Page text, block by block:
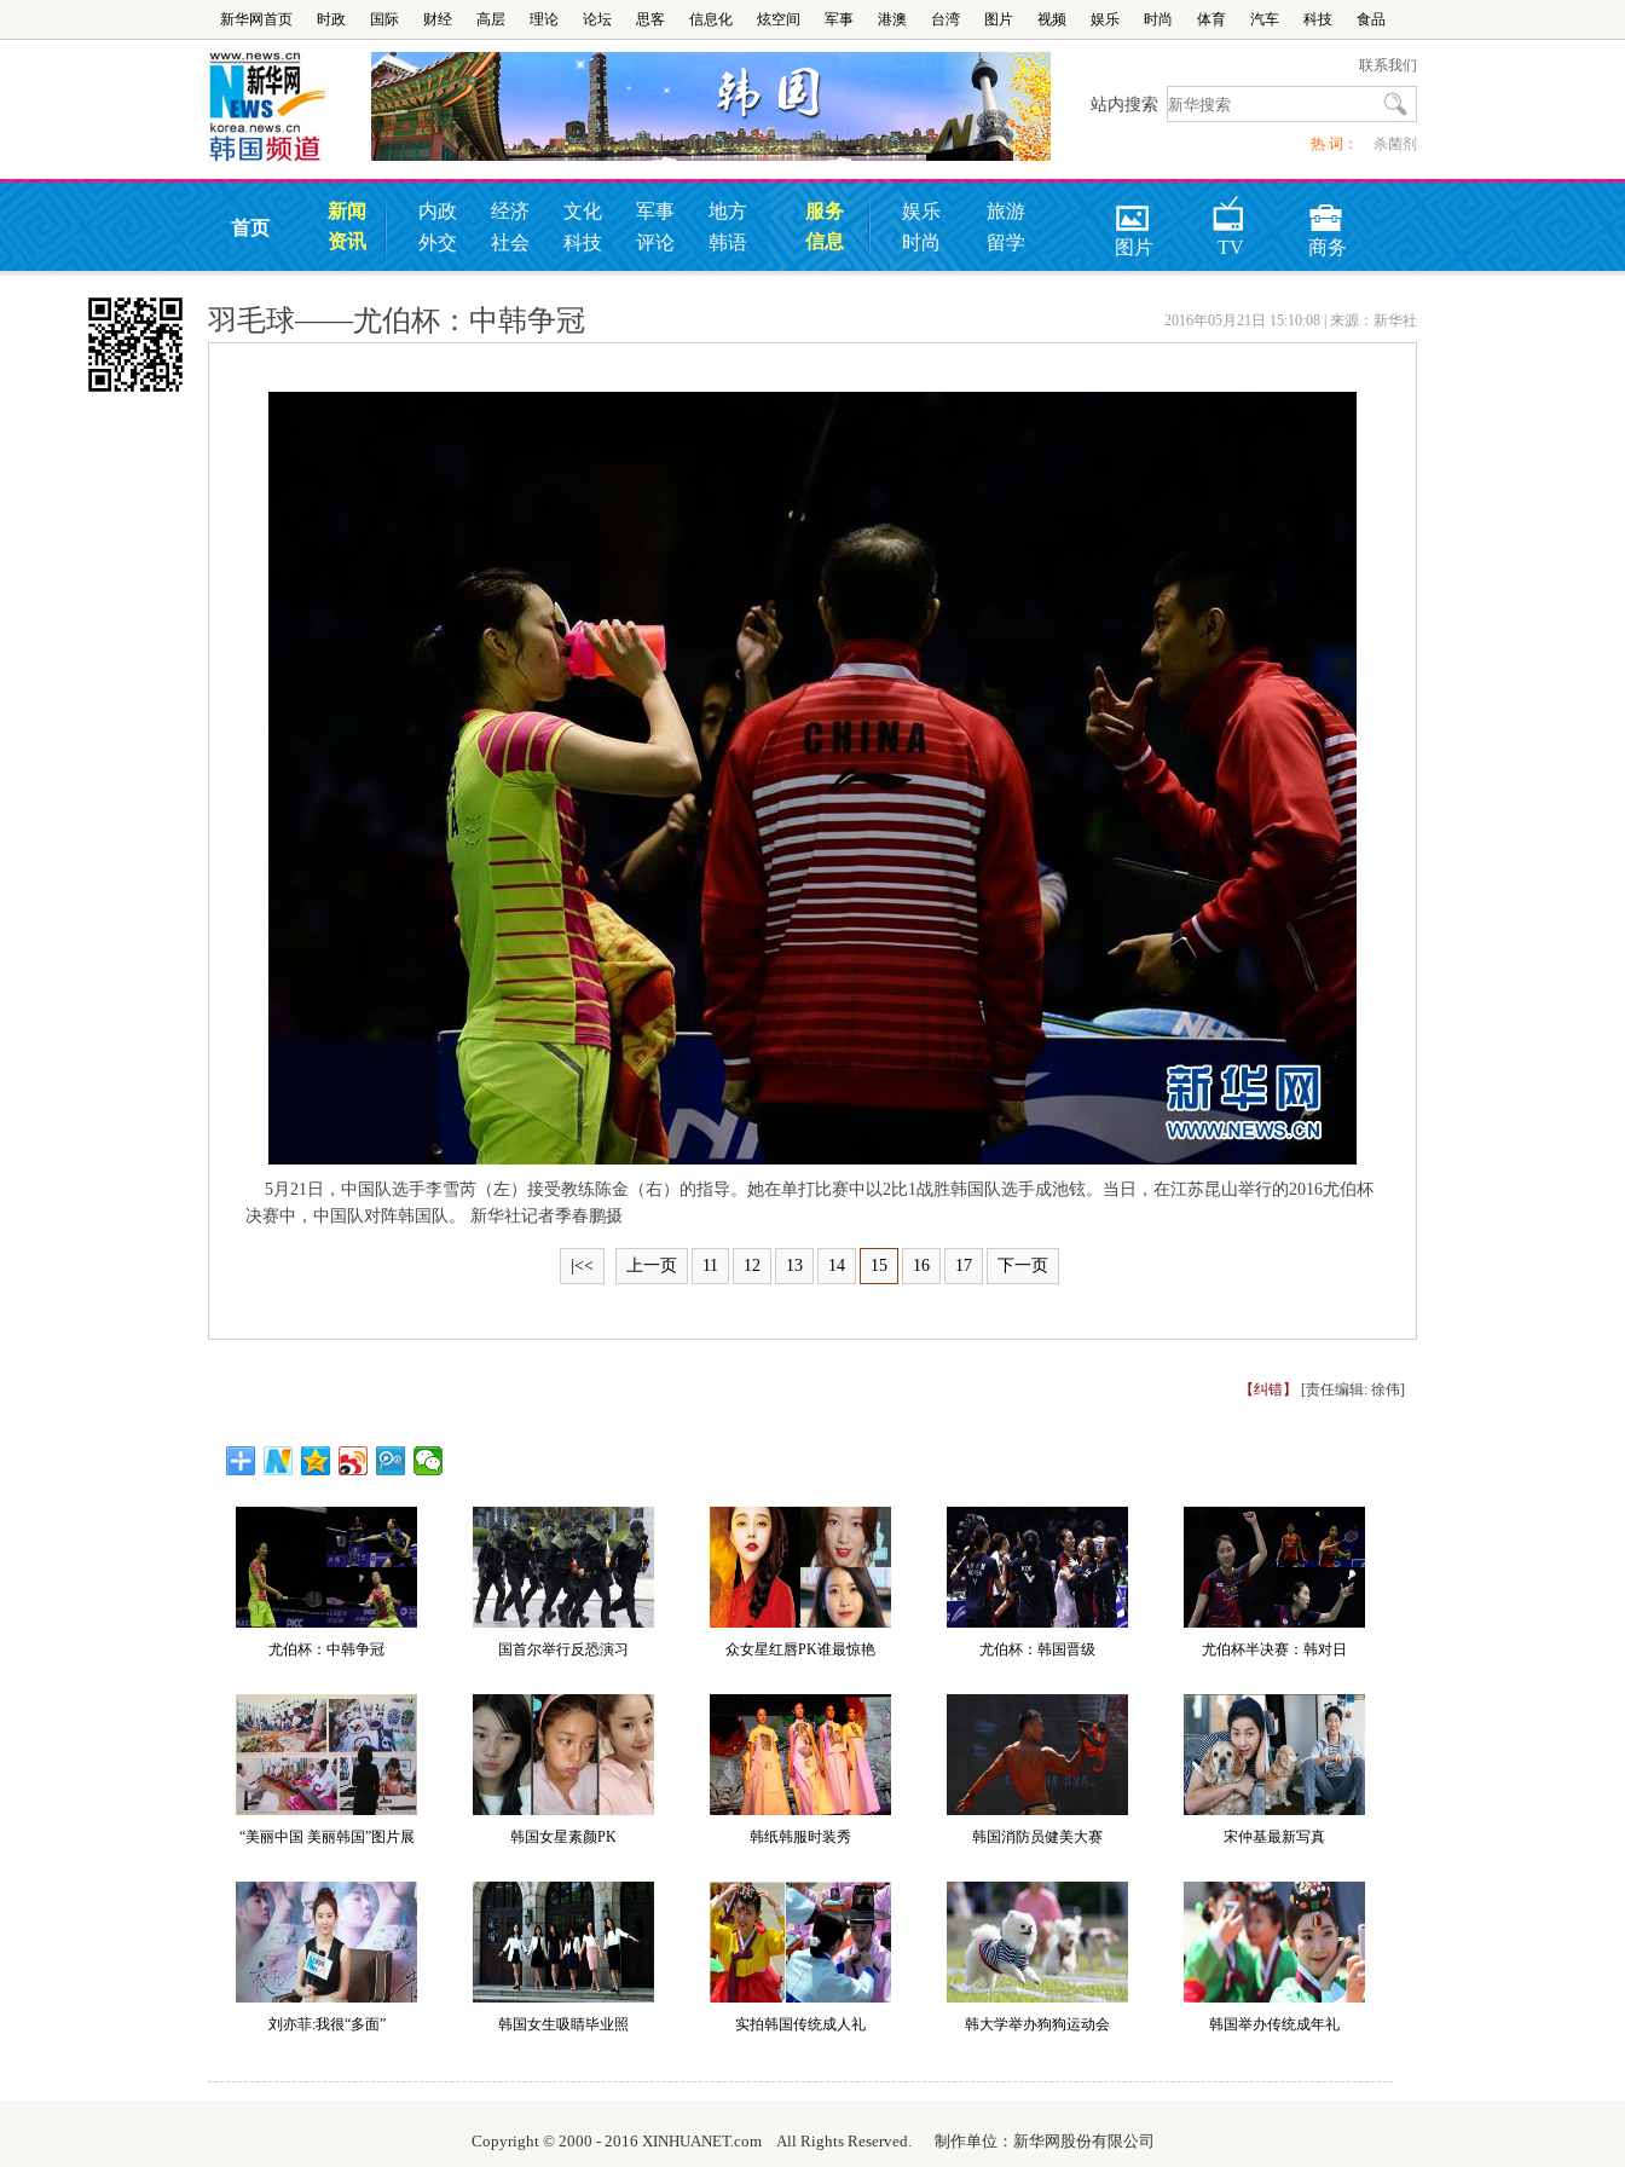
新华网首页 时政 国际 财经 高层 理论 论坛 思客 信息化 炫空间 军事 港澳 台湾 图片 视频 娱乐 时尚 体育 汽车 科技 食品
联系我们
站内搜索
热 词： 杀菌剂
首页
新闻
资讯
内政 经济 文化 军事
地方
外交
社会 科技 评论 韩语
服务
信息
娱乐
旅游
时尚
留学 图片 TV 商务
羽毛球——尤伯杯：中韩争冠 2016年05月21日 15:10:08 | 来源：新华社
5月21日，中国队选手李雪芮（左）接受教练陈金（右）的指导。她在单打比赛中以2比1战胜韩国队选手成池铉。当日，在江苏昆山举行的2016尤伯杯
决赛中，中国队对阵韩国队。 新华社记者季春鹏摄
|<< 上一页 11 12 13 14 15 16 17 下一页
【纠错】 [责任编辑: 徐伟]
尤伯杯：中韩争冠 国首尔举行反恐演习 众女星红唇PK谁最惊艳 尤伯杯：韩国晋级 尤伯杯半决赛：韩对日
“美丽中国 美丽韩国”图片展 韩国女星素颜PK 韩纸韩服时装秀 韩国消防员健美大赛 宋仲基最新写真
刘亦菲:我很“多面” 韩国女生吸睛毕业照 实拍韩国传统成人礼 韩大学举办狗狗运动会 韩国举办传统成年礼
Copyright © 2000 - 2016 XINHUANET.com All Rights Reserved. 制作单位：新华网股份有限公司